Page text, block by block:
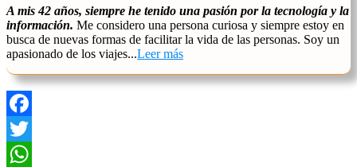
A mis 42 años, siempre he tenido una pasión por la tecnología y la
información. Me considero una persona curiosa y siempre estoy en
busca de nuevas formas de facilitar la vida de las personas. Soy un
apasionado de los viajes...Leer más
Facebook
Twitter